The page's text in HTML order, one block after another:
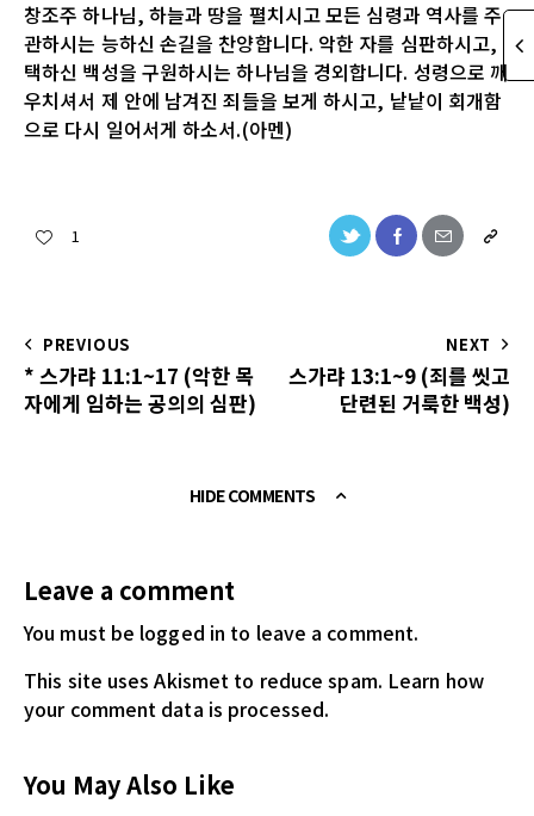
창조주 하나님, 하늘과 땅을 펼치시고 모든 심령과 역사를 주
관하시는 능하신 손길을 찬양합니다. 악한 자를 심판하시고,
택하신 백성을 구원하시는 하나님을 경외합니다. 성령으로 깨
우치셔서 제 안에 남겨진 죄들을 보게 하시고, 낱낱이 회개함
으로 다시 일어서게 하소서.(아멘)
1
PREVIOUS
* 스가랴 11:1~17 (악한 목
자에게 임하는 공의의 심판)
NEXT
스가랴 13:1~9 (죄를 씻고
단련된 거룩한 백성)
HIDE COMMENTS
Leave a comment
You must be logged in to leave a comment.
This site uses Akismet to reduce spam. Learn how
your comment data is processed.
You May Also Like